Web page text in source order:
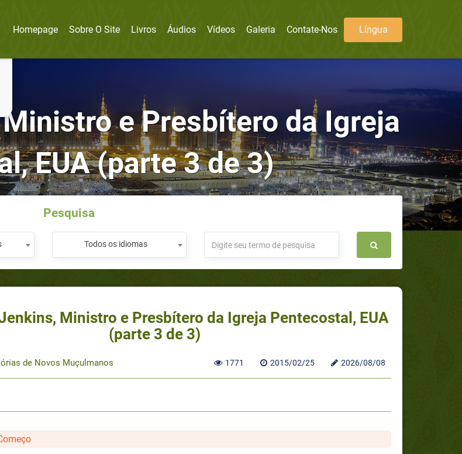
Homepage Sobre O Site Livros Áudios Vídeos Galeria Contate-Nos Língua
e Presbítero da Igreja
EUA (parte 3 de 3)
Pesquisa
Todos os idiomas
Ministro e Presbítero da Igreja Pentecostal, EUA
(parte 3 de 3)
de Novos Muçulmanos 1771 2015/02/25 2026/08/08